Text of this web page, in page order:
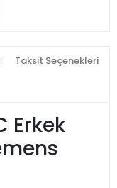
Taksit Seçenekleri
Erkek